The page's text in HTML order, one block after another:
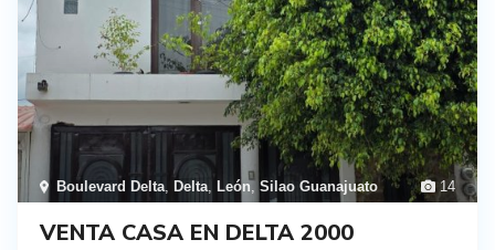
14
Boulevard Delta, Delta, León, Silao Guanajuato
VENTA CASA EN DELTA 2000